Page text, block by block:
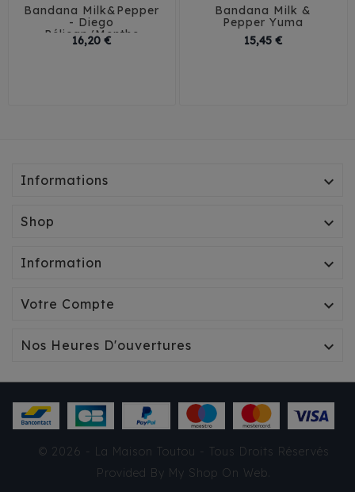
Bandana Milk&Pepper
- Diego
Pélican/Menthe
16,20 €Prix
Bandana Milk &
Pepper Yuma
15,45 €Prix
BANDANA
Informations 
Shop 
Information 
Votre Compte 
Nos Heures D'ouvertures 
© 2026 - La Maison Toutou - Tous Droits Réservés
Provided By My Shop On Web